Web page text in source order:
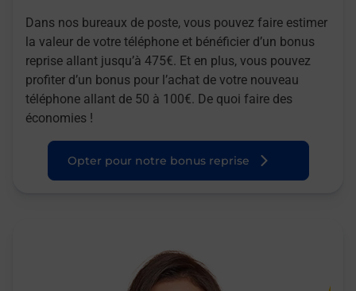
Dans nos bureaux de poste, vous pouvez faire estimer
la valeur de votre téléphone et bénéficier d’un bonus
reprise allant jusqu’à 475€. Et en plus, vous pouvez
profiter d’un bonus pour l’achat de votre nouveau
téléphone allant de 50 à 100€. De quoi faire des
économies !
Opter pour notre bonus reprise